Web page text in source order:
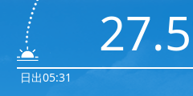
日出05:31